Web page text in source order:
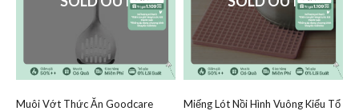
Muôi Vớt Thức Ăn Goodcare
Miếng Lót Nồi Hình Vuông Kiểu Tổ